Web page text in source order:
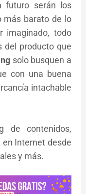
futuro serán los
más barato de lo
imaginado, todo
del producto que
solo busquen a
con una buena
intachable
de contenidos,
Internet desde
y más.